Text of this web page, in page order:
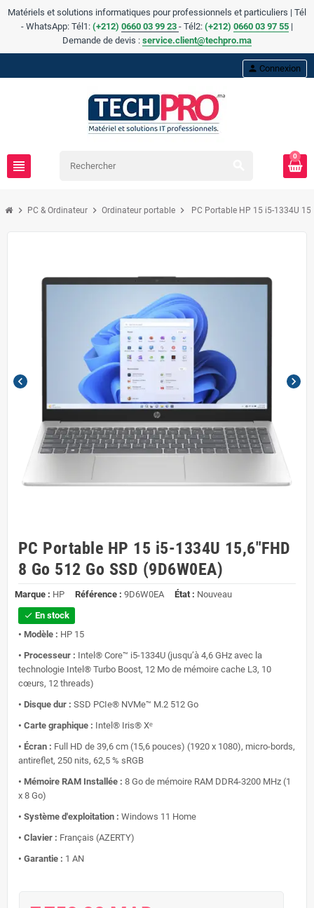
Matériels et solutions informatiques pour professionnels et particuliers | Tél
- WhatsApp: Tél1: (+212) 0660 03 99 23 - Tél2: (+212) 0660 03 97 55 |
Demande de devis : service.client@techpro.ma
view_headline
person Connexion
0
chevron_right PC & Ordinateur chevron_right Ordinateur portable chevron_right PC Portable HP 15 i5-1334U
chevron_left chevron_right
PC Portable HP 15 i5-1334U 15,6"FHD
8 Go 512 Go SSD (9D6W0EA)
Marque : HP Référence : 9D6W0EA État : Nouveau
check En stock
• Modèle : HP 15
• Processeur : Intel® Core™ i5-1334U (jusqu’à 4,6 GHz avec la
technologie Intel® Turbo Boost, 12 Mo de mémoire cache L3, 10
cœurs, 12 threads)
• Disque dur : SSD PCIe® NVMe™ M.2 512 Go
• Carte graphique : Intel® Iris® Xᵉ
• Écran : Full HD de 39,6 cm (15,6 pouces) (1920 x 1080), micro-bords,
antireflet, 250 nits, 62,5 % sRGB
• Mémoire RAM Installée : 8 Go de mémoire RAM DDR4-3200 MHz (1
x 8 Go)
• Système d'exploitation : Windows 11 Home
• Clavier : Français (AZERTY)
• Garantie : 1 AN